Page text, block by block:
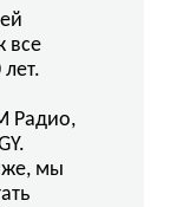
все
Радио,
мы